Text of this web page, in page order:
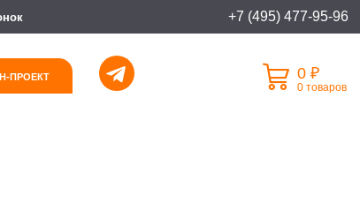
+7 (495) 477-95-96
ПРОЕКТ 0 ₽
0 товаров